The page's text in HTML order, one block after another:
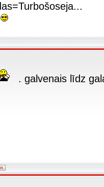
. galvenais līdz